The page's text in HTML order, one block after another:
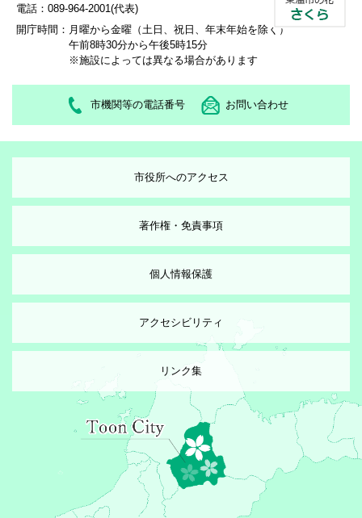
電話：089-964-2001(代表)
開庁時間： 月曜から金曜（土日、祝日、年末年始を除く）
午前8時30分から午後5時15分
※施設によっては異なる場合があります
市機関等の電話番号 お問い合わせ
市役所へのアクセス
著作権・免責事項
個人情報保護
アクセシビリティ
リンク集